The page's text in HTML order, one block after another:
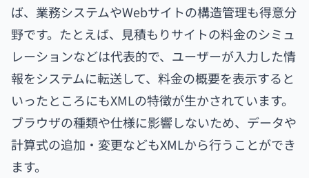
ば、業務システムやWebサイトの構造管理も得意分
野です。たとえば、見積もりサイトの料金のシミュ
レーションなどは代表的で、ユーザーが入力した情
報をシステムに転送して、料金の概要を表示すると
いったところにもXMLの特徴が生かされています。
ブラウザの種類や仕様に影響しないため、データや
計算式の追加・変更などもXMLから行うことができ
ます。